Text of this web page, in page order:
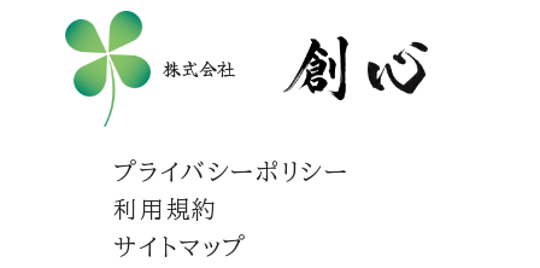
株式会社
プライバシーポリシー
利用規約
サイトマップ